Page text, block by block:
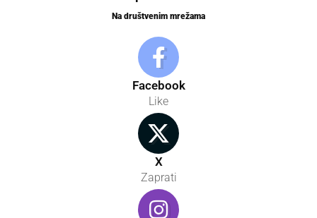
Na društvenim mrežama
Facebook
Like
X
Zaprati